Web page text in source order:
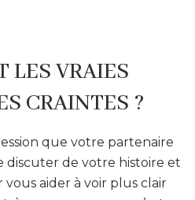
LES VRAIES
CRAINTES ?
que votre partenaire
discuter de votre histoire et
vous aider à voir plus clair